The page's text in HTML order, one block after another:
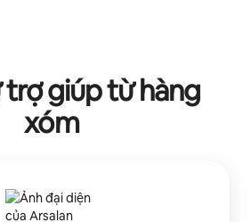
trợ giúp từ hàng
xóm